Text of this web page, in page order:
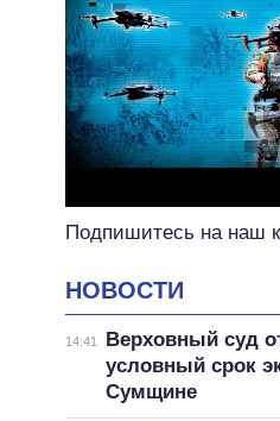
Подпишитесь на наш
НОВОСТИ
14:41
Верховный суд
условный срок
Сумщине